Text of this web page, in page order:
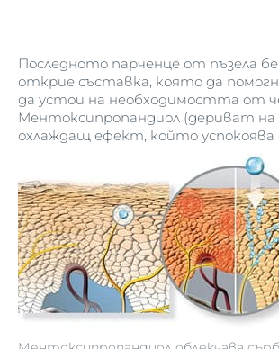
Последното парченце от пъзела
открие съставка, която да
да устои на необходимостта от
Ментоксипропандиол (дериват
охлаждащ ефект, който успокоява